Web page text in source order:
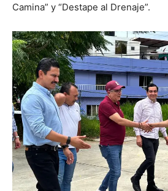
Camina” y “Destape al Drenaje”.